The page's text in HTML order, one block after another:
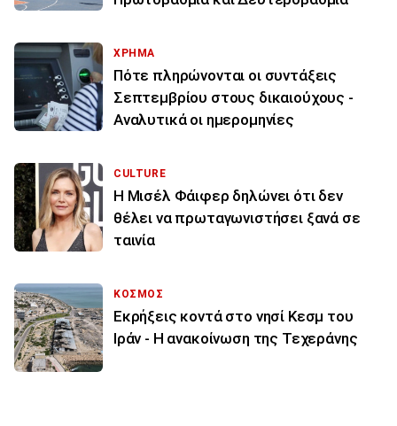
ΧΡΗΜΑ
Πότε πληρώνονται οι συντάξεις
Σεπτεμβρίου στους δικαιούχους -
Αναλυτικά οι ημερομηνίες
CULTURE
Η Μισέλ Φάιφερ δηλώνει ότι δεν
θέλει να πρωταγωνιστήσει ξανά σε
ταινία
ΚΟΣΜΟΣ
Εκρήξεις κοντά στο νησί Κεσμ του
Ιράν - Η ανακοίνωση της Τεχεράνης